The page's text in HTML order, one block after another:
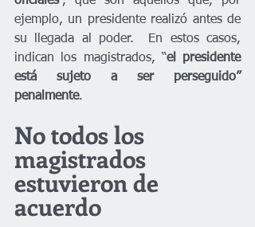
ejemplo, un presidente realizó antes de
su llegada al poder.  En estos casos,
indican los magistrados, “el presidente
está sujeto a ser perseguido”
penalmente.
No todos los
magistrados
estuvieron de
acuerdo